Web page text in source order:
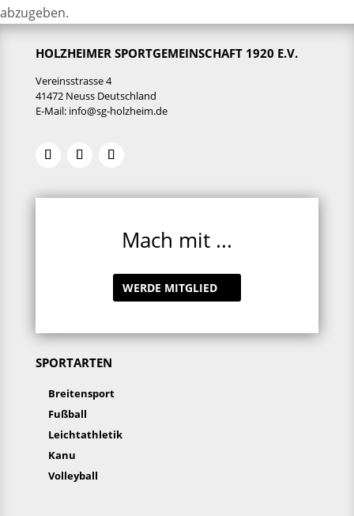
abzugeben.
HOLZHEIMER SPORTGEMEINSCHAFT 1920 E.V.
Vereinsstrasse 4
41472 Neuss Deutschland
E-Mail: info@sg-holzheim.de
Mach mit ...
WERDE MITGLIED
SPORTARTEN
Breitensport
Fußball
Leichtathletik
Kanu
Volleyball